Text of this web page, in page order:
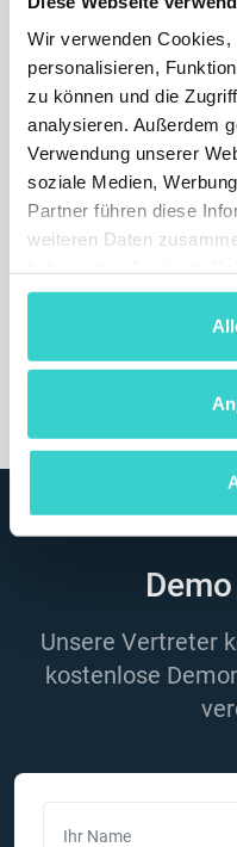
Wir verwenden
personalisieren,
zu können und die
analysieren. Außerdem
Verwendung unserer
soziale Medien,
Partner führen diese
weiteren Daten
gesammelt haben.
NSYS freut
Teilnahme
2026 in Las
Donnerstag 04
NSYS Group
NSYS nimmt am
gemeinsam mit
der
gestalten.
Unsere Vertreter
kostenlose
Ihr Name